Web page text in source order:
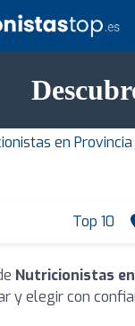
en
Top 10
Nutricionistas
y elegir con